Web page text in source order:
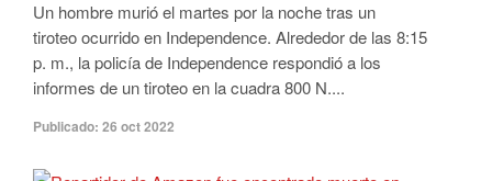
Un hombre murió el martes por la noche tras un
tiroteo ocurrido en Independence. Alrededor de las 8:15
p. m., la policía de Independence respondió a los
informes de un tiroteo en la cuadra 800 N....
Publicado: 26 oct 2022